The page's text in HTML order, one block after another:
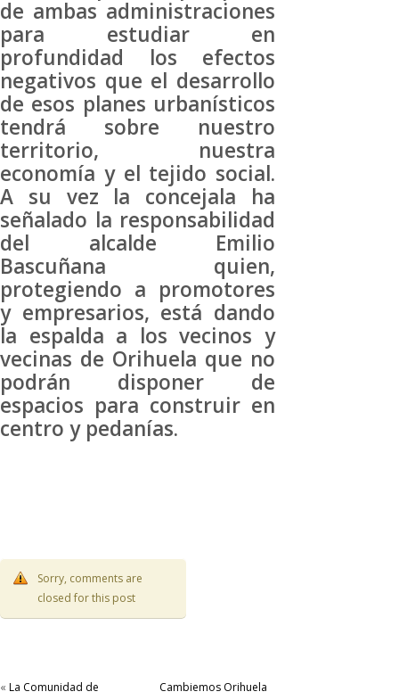
de ambas administraciones
para estudiar en
profundidad los efectos
negativos que el desarrollo
de esos planes urbanísticos
tendrá sobre nuestro
territorio, nuestra
economía y el tejido social.
A su vez la concejala ha
señalado la responsabilidad
del alcalde Emilio
Bascuñana quien,
protegiendo a promotores
y empresarios, está dando
la espalda a los vecinos y
vecinas de Orihuela que no
podrán disponer de
espacios para construir en
centro y pedanías.
Sorry, comments are
closed for this post
« La Comunidad de
Cambiemos Orihuela